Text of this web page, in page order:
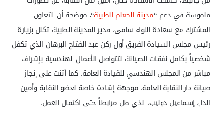
ملموسة في دعم “مدينة المعلم الطبية“، موضحة أن التعاون
المشترك مع سعادة اللواء سامي، مدير المدينة الطبية، تكلل بزيارة
رئيس مجلس السيادة الفريق أول ركن عبد الفتاح البرهان الذي تكفل
شخصياً بكامل نفقات الصيانة، لتتواصل الأعمال الهندسية بإشراف
مباشر من المجلس الهندسي للقيادة العامة. كما أثنت على إنجاز
صيانة دار النقابة العامة، موجهة إشادة خاصة لعضو النقابة وأمين
الدار، إسماعيل دوليب، الذي ظل مرابطاً حتى اكتمال العمل.